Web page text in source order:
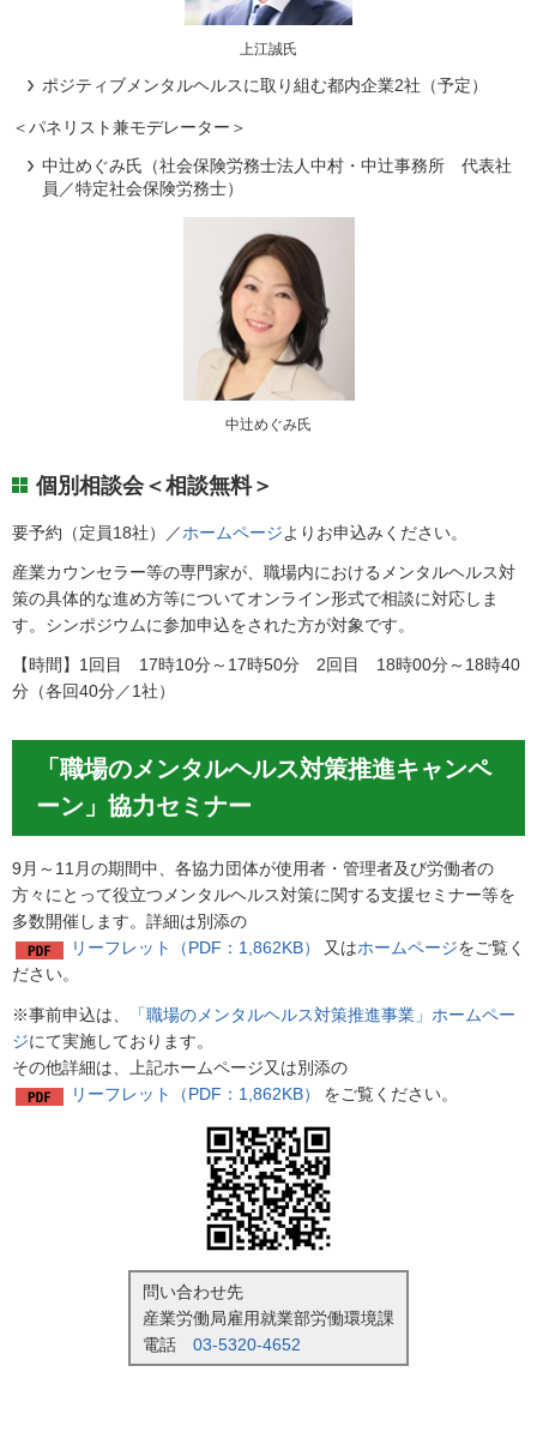
上江誠氏
ポジティブメンタルヘルスに取り組む都内企業2社（予定）
＜パネリスト兼モデレーター＞
中辻めぐみ氏（社会保険労務士法人中村・中辻事務所 代表社
員／特定社会保険労務士）
中辻めぐみ氏
個別相談会＜相談無料＞
要予約（定員18社）／ホームページよりお申込みください。
産業カウンセラー等の専門家が、職場内におけるメンタルヘルス対
策の具体的な進め方等についてオンライン形式で相談に対応しま
す。シンポジウムに参加申込をされた方が対象です。
【時間】1回目 17時10分～17時50分 2回目 18時00分～18時40
分（各回40分／1社）
「職場のメンタルヘルス対策推進キャンペ
ーン」協力セミナー
9月～11月の期間中、各協力団体が使用者・管理者及び労働者の
方々にとって役立つメンタルヘルス対策に関する支援セミナー等を
多数開催します。詳細は別添の
リーフレット（PDF：1,862KB）
又はホームページをご覧く
ださい。
※事前申込は、
「職場のメンタルヘルス対策推進事業」ホームペー
ジにて実施しております。
その他詳細は、上記ホームページ又は別添の
リーフレット（PDF：1,862KB）
をご覧ください。
問い合わせ先
産業労働局雇用就業部労働環境課
電話 03-5320-4652